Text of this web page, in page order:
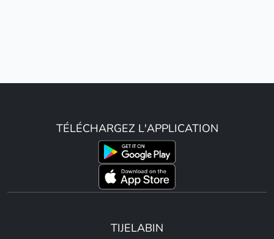
TÉLÉCHARGEZ L'APPLICATION
TIJELABIN